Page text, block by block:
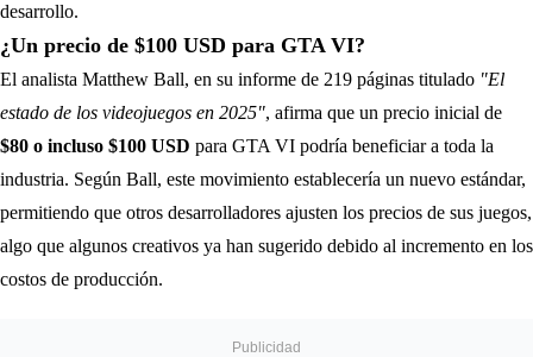
desarrollo.
¿Un precio de $100 USD para GTA VI?
El analista Matthew Ball, en su informe de 219 páginas titulado "El
estado de los videojuegos en 2025", afirma que un precio inicial de
$80 o incluso $100 USD para GTA VI podría beneficiar a toda la
industria. Según Ball, este movimiento establecería un nuevo estándar,
permitiendo que otros desarrolladores ajusten los precios de sus juegos,
algo que algunos creativos ya han sugerido debido al incremento en los
costos de producción.